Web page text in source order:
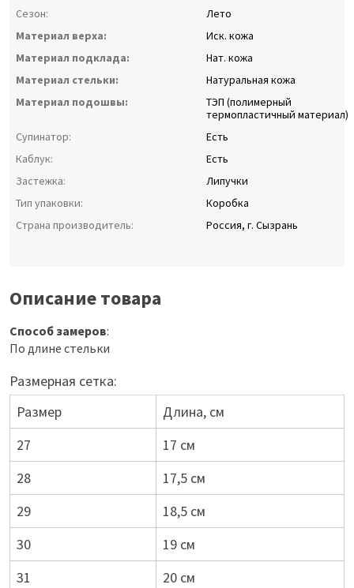
Сезон:
Лето
Материал верха:
Иск. кожа
Материал подклада:
Нат. кожа
Материал стельки:
Натуральная кожа
Материал подошвы:
ТЭП (полимерный
термопластичный материал)
Супинатор:
Есть
Каблук:
Есть
Застежка:
Липучки
Тип упаковки:
Коробка
Страна производитель:
Россия, г. Сызрань
Описание товара
Способ замеров:
По длине стельки
Размерная сетка:
Размер
Длина, см
27
17 см
28
17,5 см
29
18,5 см
30
19 см
31
20 см